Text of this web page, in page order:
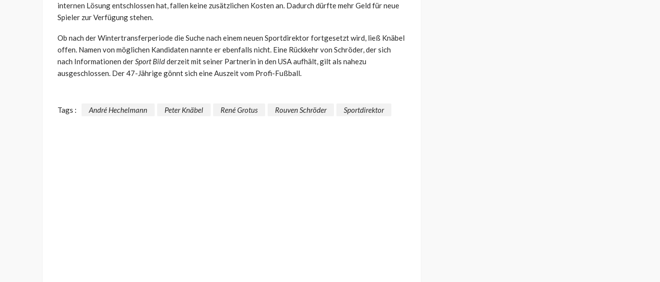
internen Lösung entschlossen hat, fallen keine zusätzlichen Kosten an. Dadurch dürfte mehr Geld für neue
Spieler zur Verfügung stehen.
Ob nach der Wintertransferperiode die Suche nach einem neuen Sportdirektor fortgesetzt wird, ließ Knäbel
offen. Namen von möglichen Kandidaten nannte er ebenfalls nicht. Eine Rückkehr von Schröder, der sich
nach Informationen derSport Bildderzeit mit seiner Partnerin in den USA aufhält, gilt als nahezu
ausgeschlossen. Der 47-Jährige gönnt sich eine Auszeit vom Profi-Fußball.
Tags : André Hechelmann Peter Knäbel René Grotus Rouven Schröder Sportdirektor